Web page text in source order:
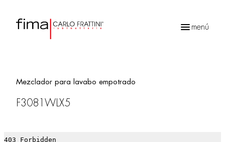
menú
Mezclador para lavabo empotrado
F3081WLX5